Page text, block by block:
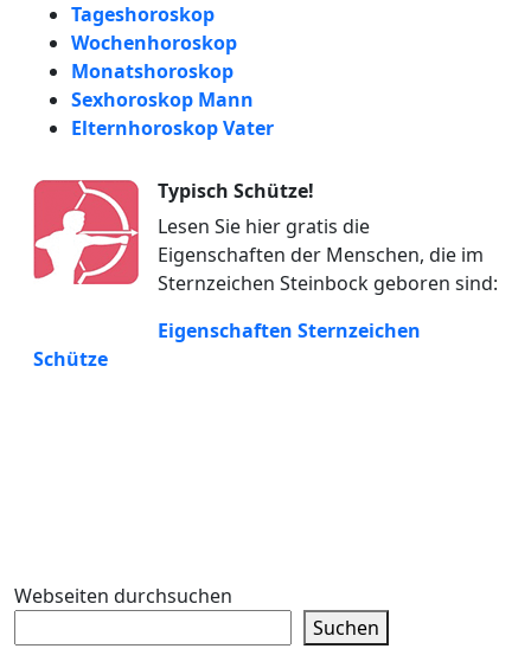
Tageshoroskop
Wochenhoroskop
Monatshoroskop
Sexhoroskop Mann
Elternhoroskop Vater
Typisch Schütze!
Lesen Sie hier gratis die
Eigenschaften der Menschen, die im
Sternzeichen Steinbock geboren sind:
Eigenschaften Sternzeichen
Schütze
Webseiten durchsuchen
Suchen